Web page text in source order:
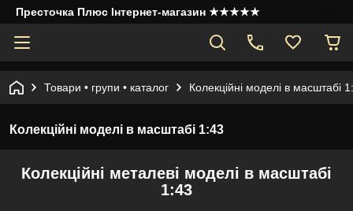
Престочка Плюс Інтернет-магазин ★★★★★
Товари • групи • каталог Колекційні моделі в масштабі
Колекційні моделі в масштабі 1:43
Колекційні металеві моделі в масштабі
1:43